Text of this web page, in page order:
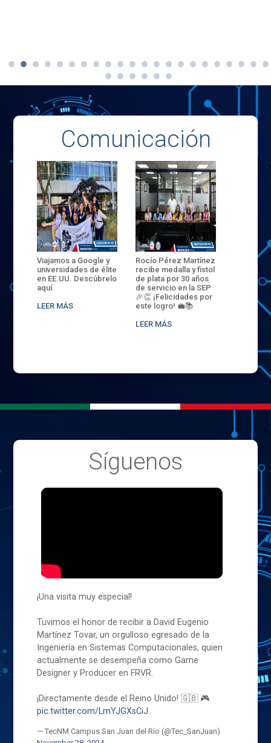
Comunicación
Viajamos a Google y
universidades de élite
en EE.UU. Descúbrelo
aquí.
LEER MÁS
Rocío Pérez Martínez
recibe medalla y fistol
de plata por 30 años
de servicio en la SEP
🎉👏 ¡Felicidades por
este logro! 💼📚
LEER MÁS
ENECB-
del
batalla.
32
sede
Síguenos
¡Una visita muy especial!
Tuvimos el honor de recibir a David Eugenio
Martínez Tovar, un orgulloso egresado de la
Ingeniería en Sistemas Computacionales, quien
actualmente se desempeña como Game
Designer y Producer en FRVR.
¡Directamente desde el Reino Unido! 🇬🇧 🎮
pic.twitter.com/LmYJGXsCiJ
— TecNM Campus San Juan del Río (@Tec_SanJuan)